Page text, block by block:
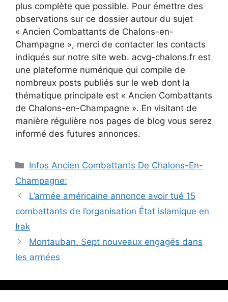
plus complète que possible. Pour émettre des
observations sur ce dossier autour du sujet
« Ancien Combattants de Chalons-en-
Champagne », merci de contacter les contacts
indiqués sur notre site web. acvg-chalons.fr est
une plateforme numérique qui compile de
nombreux posts publiés sur le web dont la
thématique principale est « Ancien Combattants
de Chalons-en-Champagne ». En visitant de
manière régulière nos pages de blog vous serez
informé des futures annonces.
Catégories
Infos Ancien Combattants De Chalons-En-
Champagne:
L’armée américaine annonce avoir tué 15
combattants de l’organisation État islamique en
Irak
Montauban. Sept nouveaux engagés dans
les armées